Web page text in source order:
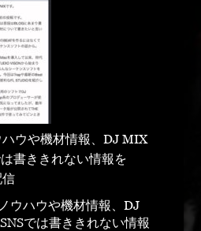
ハウや機材情報、DJ MIX
書ききれない情報を
信
ウハウや機材情報、DJ
では書ききれない情報